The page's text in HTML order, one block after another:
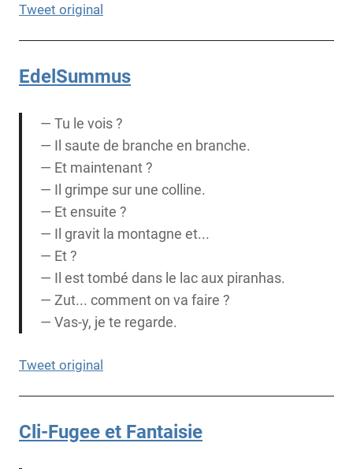
Tweet original
EdelSummus
— Tu le vois ?
— Il saute de branche en branche.
— Et maintenant ?
— Il grimpe sur une colline.
— Et ensuite ?
— Il gravit la montagne et...
— Et ?
— Il est tombé dans le lac aux piranhas.
— Zut... comment on va faire ?
— Vas-y, je te regarde.
Tweet original
Cli-Fugee et Fantaisie